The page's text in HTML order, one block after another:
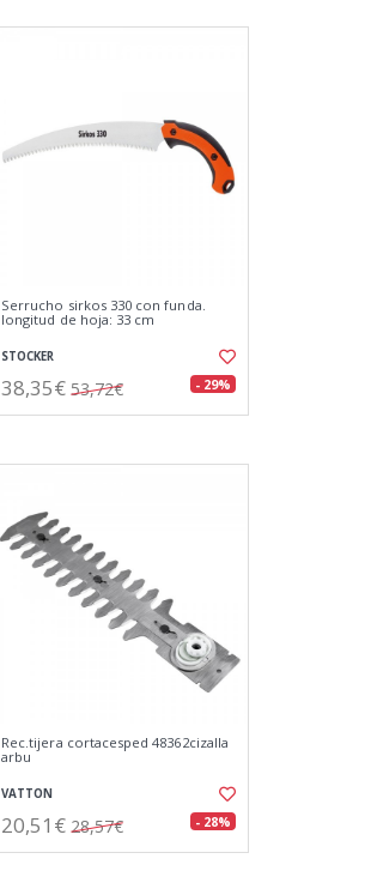
Serrucho sirkos 330 con funda.
longitud de hoja: 33 cm
STOCKER
38,35€ 53,72€ - 29%
Rec.tijera cortacesped 48362cizalla
arbu
VATTON
20,51€ 28,57€ - 28%